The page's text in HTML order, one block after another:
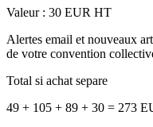
Valeur : 30 EUR HT
Alertes email et nouveaux
de votre convention
Total si achat separe
49 + 105 + 89 + 30 = 273